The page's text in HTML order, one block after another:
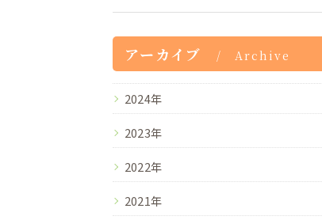
アーカイブ Archive
2024年
2023年
2022年
2021年